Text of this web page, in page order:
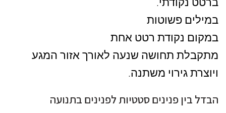
במילים פשוטות
במקום נקודת רטט אחת
מתקבלת תחושה שנעה לאורך אזור המגע
ויוצרת גירוי משתנה.
הבדל בין פנינים סטטיות לפנינים בתנועה